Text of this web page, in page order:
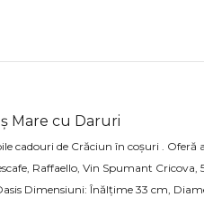
Mare cu Daruri
cadouri de Crăciun în coșuri . Oferă
Raffaello, Vin Spumant
Dimensiuni: Înălțime 33 cm,